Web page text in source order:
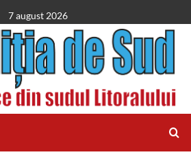
7 august 2026